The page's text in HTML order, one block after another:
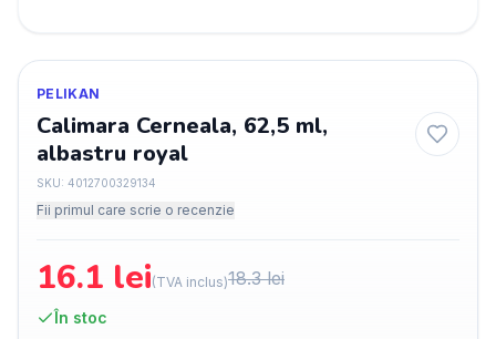
PELIKAN
Calimara Cerneala, 62,5 ml,
albastru royal
SKU: 4012700329134
Fii primul care scrie o recenzie
16.1 lei(TVA inclus)18.3lei
În stoc